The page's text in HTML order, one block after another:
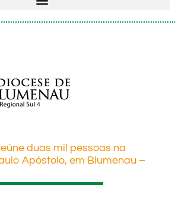
duas mil pessoas na
Apóstolo, em Blumenau –